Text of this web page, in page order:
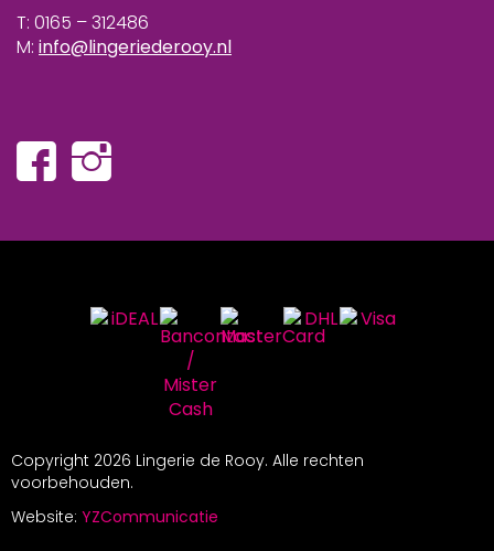
T: 0165 – 312486
M: info@lingeriederooy.nl
Copyright 2026 Lingerie de Rooy. Alle rechten
voorbehouden.
Website: YZCommunicatie